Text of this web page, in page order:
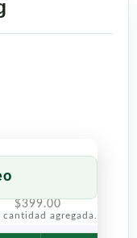
agregada.
$399.00